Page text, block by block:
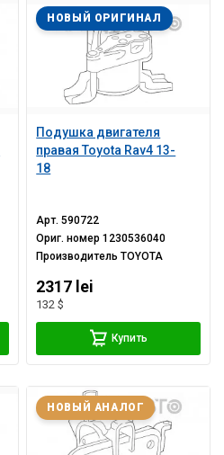
Подушка двигателя
правая Toyota Rav4 13-
18
НОВЫЙ ОРИГИНАЛ
Арт.590722
Ориг. номер1230536040
ПроизводительTOYOTA
2317 lei
132 $
Купить
НОВЫЙ АНАЛОГ